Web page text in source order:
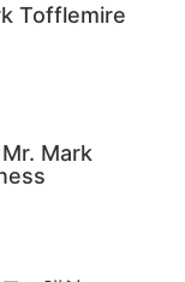
Tofflemire
Mark